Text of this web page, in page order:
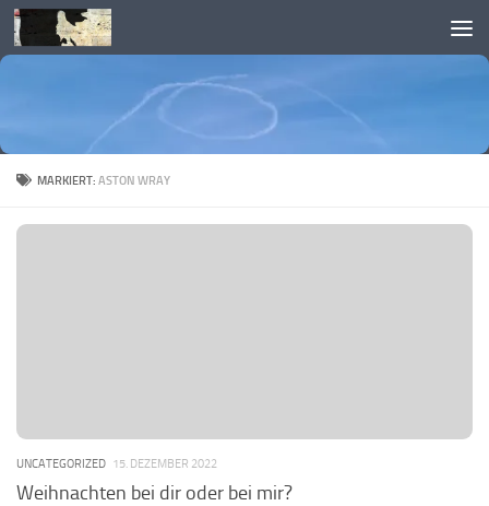
Skip to content
MARKIERT:ASTON WRAY
UNCATEGORIZED 15. DEZEMBER 2022
Weihnachten bei dir oder bei mir?